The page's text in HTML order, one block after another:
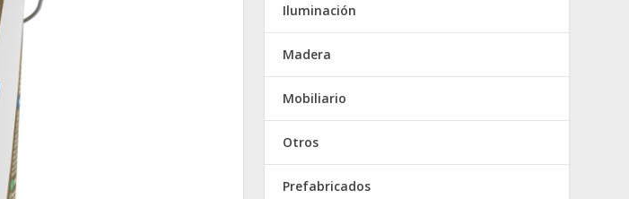
Iluminación
Madera
Mobiliario
Otros
Prefabricados